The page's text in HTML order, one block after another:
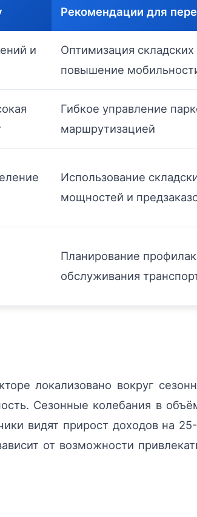
Рекомендации для
и
Оптимизация складских
повышение
Гибкое управление
маршрутизацией
Использование
мощностей и
Планирование
обслуживания
локализовано вокруг
Сезонные колебания в
видят прирост доходов на
от возможности